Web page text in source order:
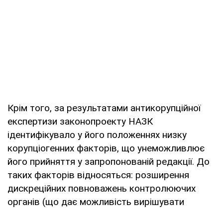
Крім того, за результатами антикорупційної
експертизи законопроекту НАЗК
ідентифікувало у його положеннях низку
корупціогенних факторів, що унеможливлює
його прийняття у запропонованій редакції. До
таких факторів відносяться: розширення
дискреційних повноважень контролюючих
органів (що дає можливість вирішувати